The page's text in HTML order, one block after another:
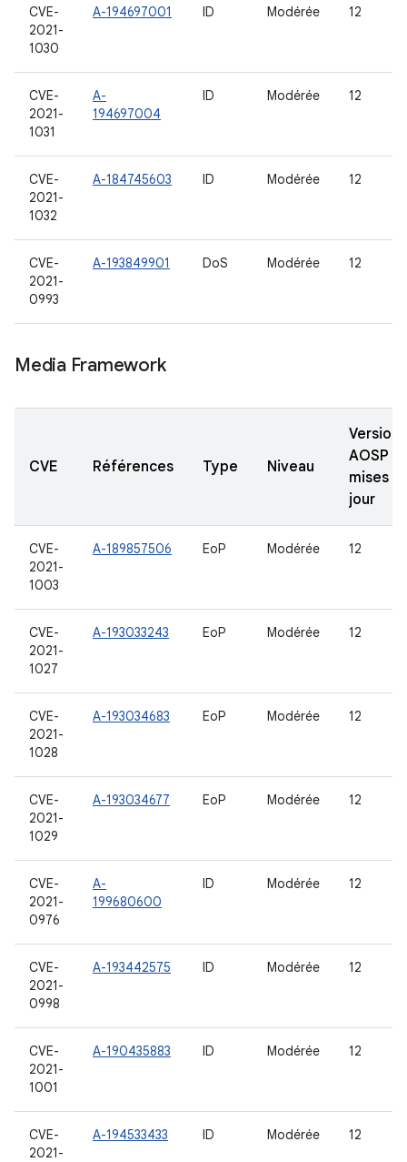
CVE-
2021-
1030
A-194697001 ID Modérée 12
CVE-
2021-
1031
A-
194697004
ID Modérée 12
CVE-
2021-
1032
A-184745603 ID Modérée 12
CVE-
2021-
0993
A-193849901 DoS Modérée 12
Media Framework
CVE Références Type Niveau
Versions
AOSP
mises à
jour
CVE-
2021-
1003
A-189857506 EoP Modérée 12
CVE-
2021-
1027
A-193033243 EoP Modérée 12
CVE-
2021-
1028
A-193034683 EoP Modérée 12
CVE-
2021-
1029
A-193034677 EoP Modérée 12
CVE-
2021-
0976
A-
199680600
ID Modérée 12
CVE-
2021-
0998
A-193442575 ID Modérée 12
CVE-
2021-
1001
A-190435883 ID Modérée 12
CVE-
2021-
A-194533433 ID Modérée 12